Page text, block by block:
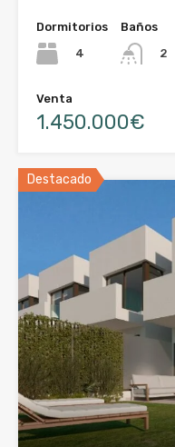
Dormitorios
4
Baños
2
Venta
1.450.000€
Destacado